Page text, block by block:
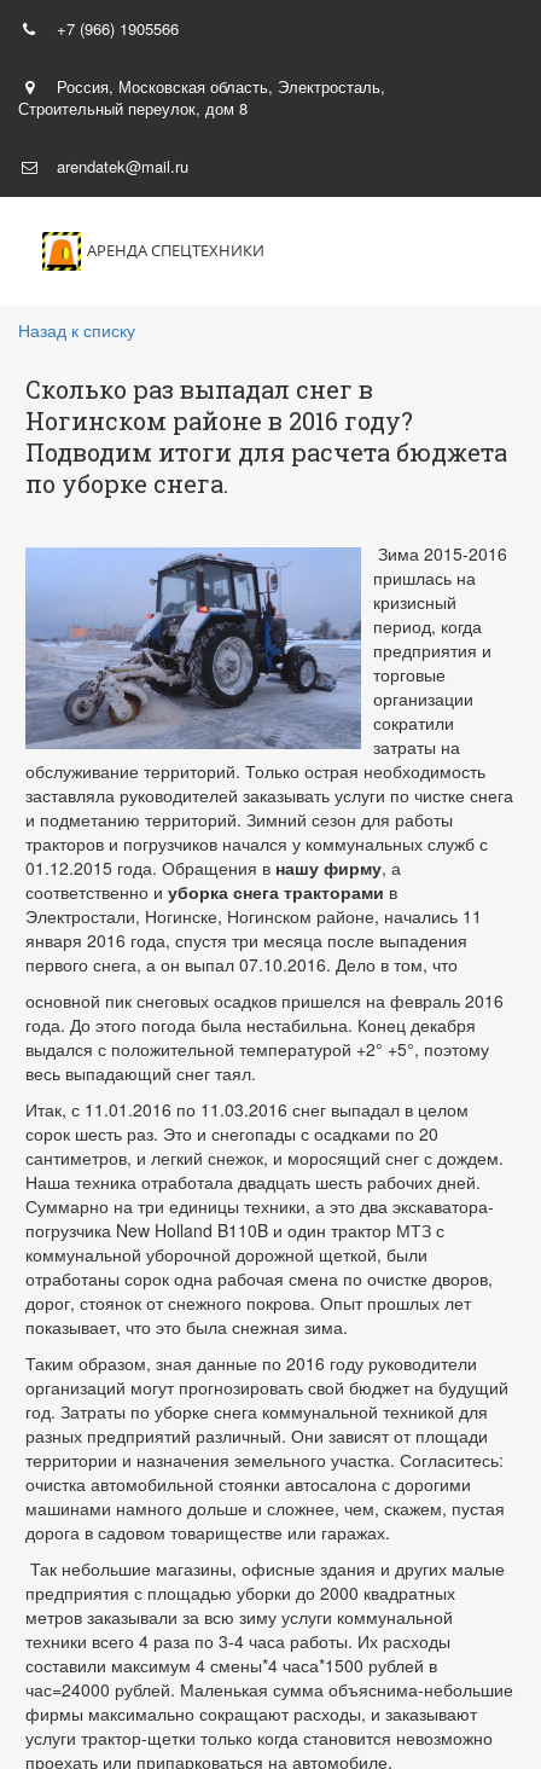
+7 (966) 1905566
Россия, Московская область, Электросталь,
Строительный переулок, дом 8
arendatek@mail.ru
АРЕНДА СПЕЦТЕХНИКИ
Назад к списку
Сколько раз выпадал снег в
Ногинском районе в 2016 году?
Подводим итоги для расчета бюджета
по уборке снега.
Зима 2015-2016
пришлась на
кризисный
период, когда
предприятия и
торговые
организации
сократили
затраты на
обслуживание территорий. Только острая необходимость
заставляла руководителей заказывать услуги по чистке снега
и подметанию территорий. Зимний сезон для работы
тракторов и погрузчиков начался у коммунальных служб с
01.12.2015 года. Обращения в нашу фирму, а
соответственно и уборка снега тракторами в
Электростали, Ногинске, Ногинском районе, начались 11
января 2016 года, спустя три месяца после выпадения
первого снега, а он выпал 07.10.2016. Дело в том, что
основной пик снеговых осадков пришелся на февраль 2016
года. До этого погода была нестабильна. Конец декабря
выдался с положительной температурой +2° +5°, поэтому
весь выпадающий снег таял.
Итак, с 11.01.2016 по 11.03.2016 снег выпадал в целом
сорок шесть раз. Это и снегопады с осадками по 20
сантиметров, и легкий снежок, и моросящий снег с дождем.
Наша техника отработала двадцать шесть рабочих дней.
Суммарно на три единицы техники, а это два экскаватора-
погрузчика New Holland B110B и один трактор МТЗ с
коммунальной уборочной дорожной щеткой, были
отработаны сорок одна рабочая смена по очистке дворов,
дорог, стоянок от снежного покрова. Опыт прошлых лет
показывает, что это была снежная зима.
Таким образом, зная данные по 2016 году руководители
организаций могут прогнозировать свой бюджет на будущий
год. Затраты по уборке снега коммунальной техникой для
разных предприятий различный. Они зависят от площади
территории и назначения земельного участка. Согласитесь:
очистка автомобильной стоянки автосалона с дорогими
машинами намного дольше и сложнее, чем, скажем, пустая
дорога в садовом товариществе или гаражах.
Так небольшие магазины, офисные здания и других малые
предприятия с площадью уборки до 2000 квадратных
метров заказывали за всю зиму услуги коммунальной
техники всего 4 раза по 3-4 часа работы. Их расходы
составили максимум 4 смены*4 часа*1500 рублей в
час=24000 рублей. Маленькая сумма объяснима-небольшие
фирмы максимально сокращают расходы, и заказывают
услуги трактор-щетки только когда становится невозможно
проехать или припарковаться на автомобиле.